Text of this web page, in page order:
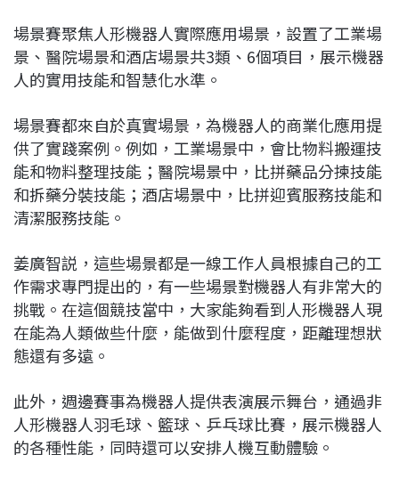
場景賽聚焦人形機器人實際應用場景，設置了工業場
景、醫院場景和酒店場景共3類、6個項目，展示機器
人的實用技能和智慧化水準。
場景賽都來自於真實場景，為機器人的商業化應用提
供了實踐案例。例如，工業場景中，會比物料搬運技
能和物料整理技能；醫院場景中，比拼藥品分揀技能
和拆藥分裝技能；酒店場景中，比拼迎賓服務技能和
清潔服務技能。
姜廣智説，這些場景都是一線工作人員根據自己的工
作需求專門提出的，有一些場景對機器人有非常大的
挑戰。在這個競技當中，大家能夠看到人形機器人現
在能為人類做些什麼，能做到什麼程度，距離理想狀
態還有多遠。
此外，週邊賽事為機器人提供表演展示舞台，通過非
人形機器人羽毛球、籃球、乒乓球比賽，展示機器人
的各種性能，同時還可以安排人機互動體驗。